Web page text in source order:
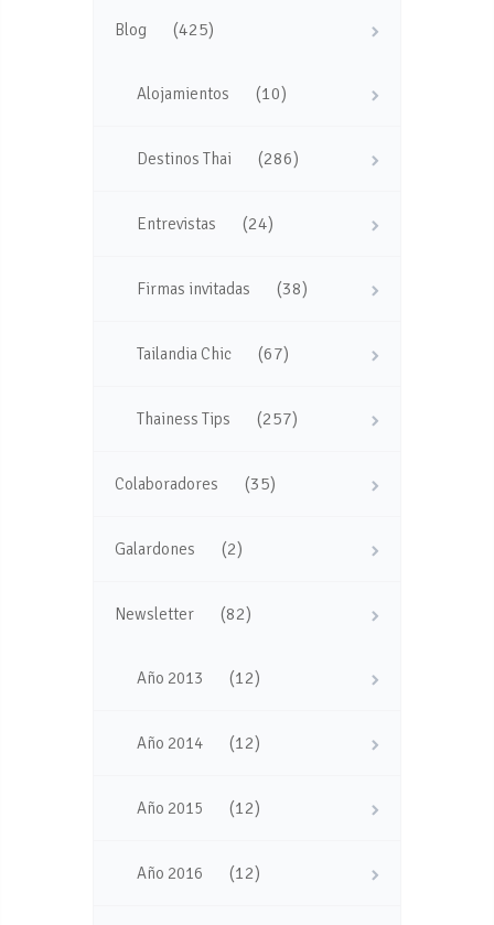
Blog (425)
Alojamientos (10)
Destinos Thai (286)
Entrevistas (24)
Firmas invitadas (38)
Tailandia Chic (67)
Thainess Tips (257)
Colaboradores (35)
Galardones (2)
Newsletter (82)
Año 2013 (12)
Año 2014 (12)
Año 2015 (12)
Año 2016 (12)